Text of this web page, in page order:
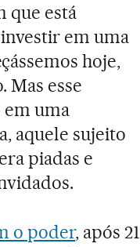
que está
em uma
hoje,
Mas esse
em uma
aquele sujeito
piadas e
o poder, após 21